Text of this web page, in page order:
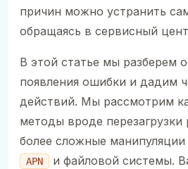
причин можно устранить
обращаясь в сервисный
В этой статье мы разберем
появления ошибки и дадим
действий. Мы рассмотрим
методы вроде перезагрузки
более сложные
APN
и файловой системы.